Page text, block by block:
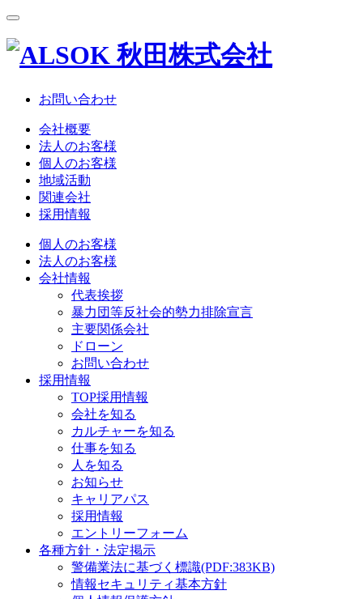
お問い合わせ
会社概要
法人のお客様
個人のお客様
地域活動
関連会社
採用情報
個人のお客様
法人のお客様
会社情報
代表挨拶
暴力団等反社会的勢力排除宣言
主要関係会社
ドローン
お問い合わせ
採用情報
TOP採用情報
会社を知る
カルチャーを知る
仕事を知る
人を知る
お知らせ
キャリアパス
採用情報
エントリーフォーム
各種方針・法定掲示
警備業法に基づく標識(PDF:383KB)
情報セキュリティ基本方針